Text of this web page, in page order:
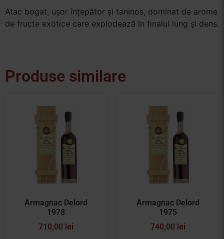
Atac bogat, ușor înțepător și taninos, dominat de arome
de fructe exotice care explodează în finalul lung și dens.
Produse similare
Armagnac Delord
1978
710,00 lei
Armagnac Delord
1975
740,00 lei